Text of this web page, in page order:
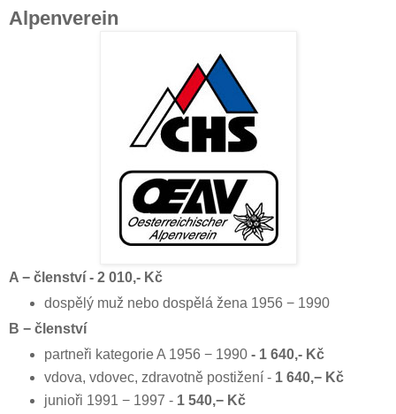
Alpenverein
A − členství - 2 010,- Kč
dospělý muž nebo dospělá žena 1956 − 1990
B − členství
partneři kategorie A 1956 − 1990 - 1 640,- Kč
vdova, vdovec, zdravotně postižení - 1 640,− Kč
junioři 1991 − 1997 - 1 540,− Kč